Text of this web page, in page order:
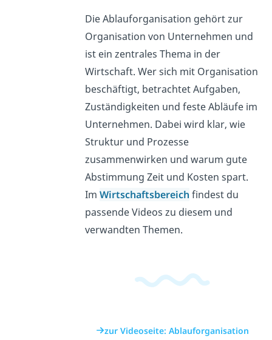
Die Ablauforganisation gehört zur
Organisation von Unternehmen und
ist ein zentrales Thema in der
Wirtschaft. Wer sich mit Organisation
beschäftigt, betrachtet Aufgaben,
Zuständigkeiten und feste Abläufe im
Unternehmen. Dabei wird klar, wie
Struktur und Prozesse
zusammenwirken und warum gute
Abstimmung Zeit und Kosten spart.
ImWirtschaftsbereich findest du
passende Videos zu diesem und
verwandten Themen.
zur Videoseite: Ablauforganisation